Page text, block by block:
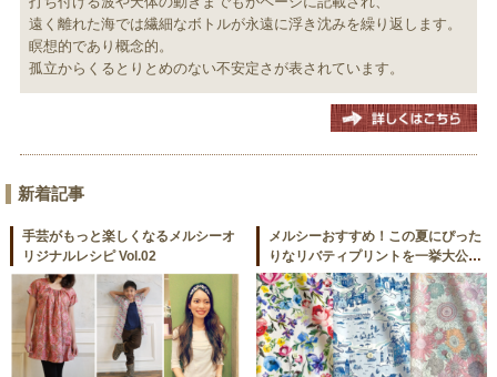
遠く離れた海では繊細なボトルが永遠に浮き沈みを繰り返します。
瞑想的であり概念的。
孤立からくるとりとめのない不安定さが表されています。
新着記事
手芸がもっと楽しくなるメルシーオ
リジナルレシピ Vol.02
メルシーおすすめ！この夏にぴった
りなリバティプリントを一挙大公
開！